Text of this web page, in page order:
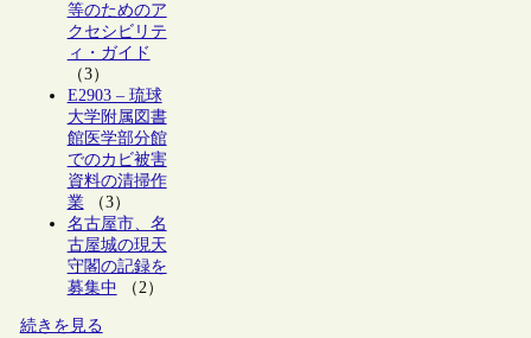
等のためのア
クセシビリテ
ィ・ガイド
（3）
E2903 – 琉球
大学附属図書
館医学部分館
でのカビ被害
資料の清掃作
業（3）
名古屋市、名
古屋城の現天
守閣の記録を
募集中 （2）
続きを見る